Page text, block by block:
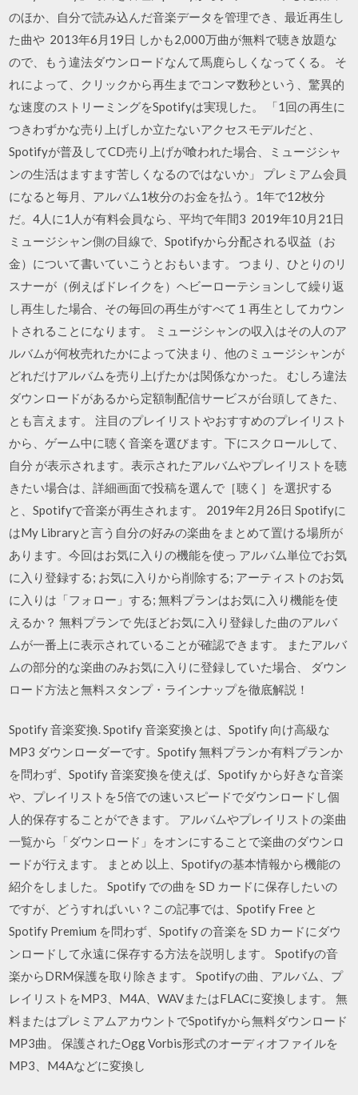
のほか、自分で読み込んだ音楽データを管理でき、最近再生し
た曲や 2013年6月19日 しかも2,000万曲が無料で聴き放題な
ので、もう違法ダウンロードなんて馬鹿らしくなってくる。 そ
れによって、クリックから再生までコンマ数秒という、驚異的
な速度のストリーミングをSpotifyは実現した。 「1回の再生に
つきわずかな売り上げしか立たないアクセスモデルだと、
Spotifyが普及してCD売り上げが喰われた場合、ミュージシャ
ンの生活はますます苦しくなるのではないか」 プレミアム会員
になると毎月、アルバム1枚分のお金を払う。1年で12枚分
だ。4人に1人が有料会員なら、平均で年間3 2019年10月21日
ミュージシャン側の目線で、Spotifyから分配される収益（お
金）について書いていこうとおもいます。 つまり、ひとりのリ
スナーが（例えばドレイクを）ヘビーローテションして繰り返
し再生した場合、その毎回の再生がすべて１再生としてカウン
トされることになります。 ミュージシャンの収入はその人のア
ルバムが何枚売れたかによって決まり、他のミュージシャンが
どれだけアルバムを売り上げたかは関係なかった。 むしろ違法
ダウンロードがあるから定額制配信サービスが台頭してきた、
とも言えます。 注目のプレイリストやおすすめのプレイリスト
から、ゲーム中に聴く音楽を選びます。下にスクロールして、
自分 が表示されます。表示されたアルバムやプレイリストを聴
きたい場合は、詳細画面で投稿を選んで［聴く］を選択する
と、Spotifyで音楽が再生されます。 2019年2月26日 Spotifyに
はMy Libraryと言う自分の好みの楽曲をまとめて置ける場所が
あります。今回はお気に入りの機能を使っ アルバム単位でお気
に入り登録する; お気に入りから削除する; アーティストのお気
に入りは「フォロー」する; 無料プランはお気に入り機能を使
えるか？ 無料プランで 先ほどお気に入り登録した曲のアルバ
ムが一番上に表示されていることが確認できます。 またアルバ
ムの部分的な楽曲のみお気に入りに登録していた場合、 ダウン
ロード方法と無料スタンプ・ラインナップを徹底解説！
Spotify 音楽変換. Spotify 音楽変換とは、Spotify 向け高級な
MP3 ダウンローダーです。Spotify 無料プランか有料プランか
を問わず、Spotify 音楽変換を使えば、Spotify から好きな音楽
や、プレイリストを5倍での速いスピードでダウンロードし個
人的保存することができます。 アルバムやプレイリストの楽曲
一覧から「ダウンロード」をオンにすることで楽曲のダウンロ
ードが行えます。 まとめ 以上、Spotifyの基本情報から機能の
紹介をしました。 Spotify での曲を SD カードに保存したいの
ですが、どうすればいい？この記事では、Spotify Free と
Spotify Premium を問わず、Spotify の音楽を SD カードにダウ
ンロードして永遠に保存する方法を説明します。 Spotifyの音
楽からDRM保護を取り除きます。 Spotifyの曲、アルバム、プ
レイリストをMP3、M4A、WAVまたはFLACに変換します。 無
料またはプレミアムアカウントでSpotifyから無料ダウンロード
MP3曲。 保護されたOgg Vorbis形式のオーディオファイルを
MP3、M4Aなどに変換し